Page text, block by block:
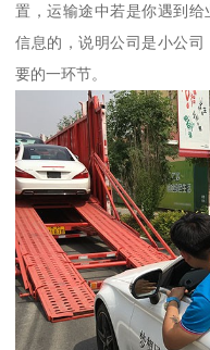
置，运输途中若是你遇到
信息的，说明公司是小公
要的一环节。